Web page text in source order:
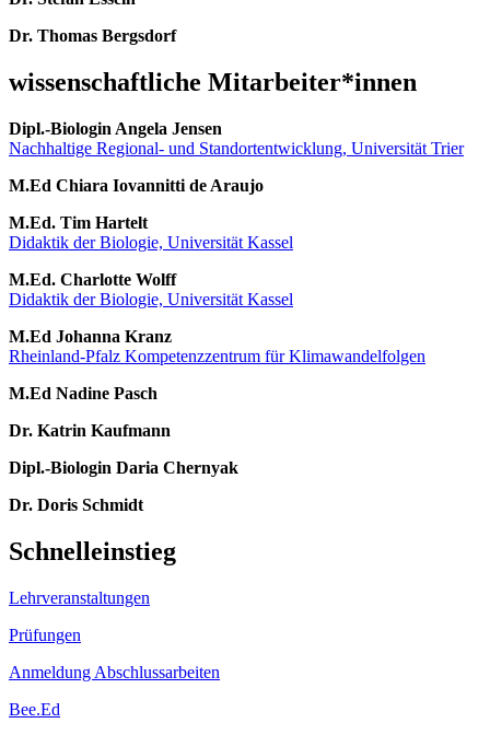
Dr. Thomas Bergsdorf
wissenschaftliche Mitarbeiter*innen
Dipl.-Biologin Angela Jensen
Nachhaltige Regional- und Standortentwicklung, Universität Trier
M.Ed Chiara Iovannitti de Araujo
M.Ed. Tim Hartelt
Didaktik der Biologie, Universität Kassel
M.Ed. Charlotte Wolff
Didaktik der Biologie, Universität Kassel
M.Ed Johanna Kranz
Rheinland-Pfalz Kompetenzzentrum für Klimawandelfolgen
M.Ed Nadine Pasch
Dr. Katrin Kaufmann
Dipl.-Biologin Daria Chernyak
Dr. Doris Schmidt
Schnelleinstieg
Lehrveranstaltungen
Prüfungen
Anmeldung Abschlussarbeiten
Bee.Ed